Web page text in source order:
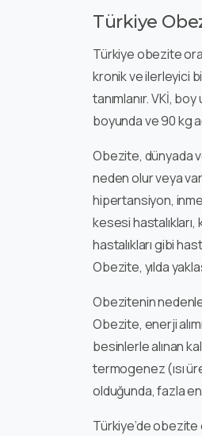
Türkiye
Türkiye obezite
kronik ve ilerleyici
tanımlanır. VKİ,
boyunda ve 90 kg
Obezite, dünyada
neden olur veya
hipertansiyon,
kesesi hastalıkları,
hastalıkları gibi
Obezite, yılda
Obezitenin
Obezite, enerji
besinlerle alınan
termogenez (ısı
olduğunda, fazla
Türkiye’de obezite